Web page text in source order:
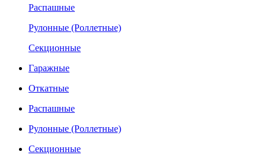
Распашные
Рулонные (Роллетные)
Секционные
Гаражные
Откатные
Распашные
Рулонные (Роллетные)
Секционные